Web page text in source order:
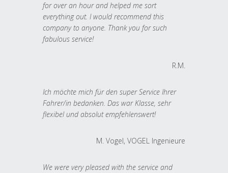
for over an hour and helped me sort
everything out. I would recommend this
company to anyone. Thank you for such
fabulous service!
R.M.
Ich möchte mich für den super Service Ihrer
Fahrer/in bedanken. Das war Klasse, sehr
flexibel und absolut empfehlenswert!
M. Vogel, VOGEL Ingenieure
We were very pleased with the service and